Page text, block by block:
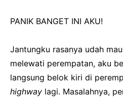
PANIK BANGET INI AKU!
Jantungku rasanya udah
melewati perempatan, aku
langsung belok kiri di
highway lagi. Masalahnya,